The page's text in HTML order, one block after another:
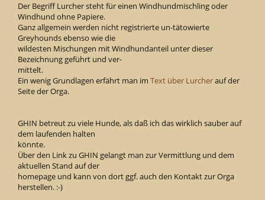
Der Begriff Lurcher steht für einen Windhundmischling oder
Windhund ohne Papiere.
Ganz allgemein werden nicht registrierte un-tätowierte
Greyhounds ebenso wie die
wildesten Mischungen mit Windhundanteil unter dieser
Bezeichnung geführt und ver-
mittelt.
Ein wenig Grundlagen erfährt man im Text über Lurcherauf der
Seite der Orga.
GHIN betreut zu viele Hunde, als daß ich das wirklich sauber auf
dem laufenden halten
könnte.
Über den Link zu GHIN gelangt man zur Vermittlung und dem
aktuellen Stand auf der
homepage und kann von dort ggf. auch den Kontakt zur Orga
herstellen. :-)